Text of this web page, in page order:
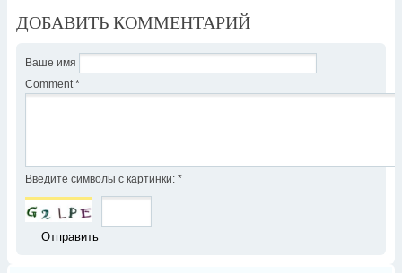
ДОБАВИТЬ КОММЕНТАРИЙ
Ваше имя
Comment *
Введите символы с картинки: *